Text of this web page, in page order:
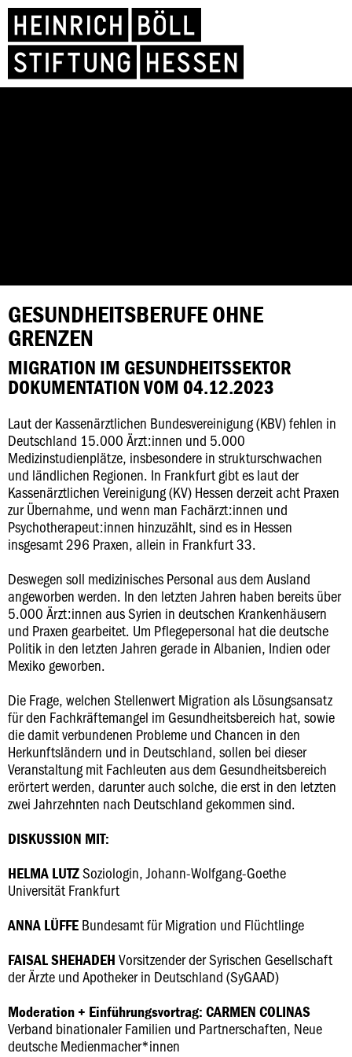
GESUNDHEITSBERUFE OHNE
GRENZEN
MIGRATION IM GESUNDHEITSSEKTOR
DOKUMENTATION VOM 04.12.2023
Laut der Kassenärztlichen Bundesvereinigung (KBV) fehlen in
Deutschland 15.000 Ärzt:innen und 5.000
Medizinstudienplätze, insbesondere in strukturschwachen
und ländlichen Regionen. In Frankfurt gibt es laut der
Kassenärztlichen Vereinigung (KV) Hessen derzeit acht Praxen
zur Übernahme, und wenn man Fachärzt:innen und
Psychotherapeut:innen hinzuzählt, sind es in Hessen
insgesamt 296 Praxen, allein in Frankfurt 33.
Deswegen soll medizinisches Personal aus dem Ausland
angeworben werden. In den letzten Jahren haben bereits über
5.000 Ärzt:innen aus Syrien in deutschen Krankenhäusern
und Praxen gearbeitet. Um Pflegepersonal hat die deutsche
Politik in den letzten Jahren gerade in Albanien, Indien oder
Mexiko geworben.
Die Frage, welchen Stellenwert Migration als Lösungsansatz
für den Fachkräftemangel im Gesundheitsbereich hat, sowie
die damit verbundenen Probleme und Chancen in den
Herkunftsländern und in Deutschland, sollen bei dieser
Veranstaltung mit Fachleuten aus dem Gesundheitsbereich
erörtert werden, darunter auch solche, die erst in den letzten
zwei Jahrzehnten nach Deutschland gekommen sind.
DISKUSSION MIT:
HELMA LUTZSoziologin, Johann-Wolfgang-Goethe
Universität Frankfurt
ANNA LÜFFE Bundesamt für Migration und Flüchtlinge
FAISAL SHEHADEH Vorsitzender der Syrischen Gesellschaft
der Ärzte und Apotheker in Deutschland (SyGAAD)
Moderation + Einführungsvortrag: CARMEN COLINAS
Verband binationaler Familien und Partnerschaften, Neue
deutsche Medienmacher*innen